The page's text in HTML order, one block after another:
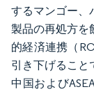
するマンゴー、
製品の再処方を
的経済連携（
引き下げること
中国および